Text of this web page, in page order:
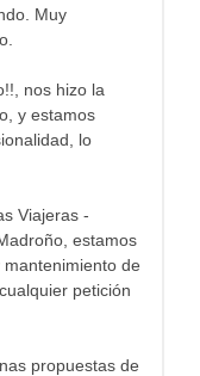
Muy
nos hizo la
y estamos
lo
Viajeras -
estamos
de
petición
propuestas de